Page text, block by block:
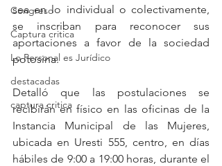
Congreso
Captura critica
Lo Personal es Jurídico
destacadas
captura critica
sea en lo individual o colectivamente,
se inscriban para reconocer sus
aportaciones a favor de la sociedad
potosina.
Detalló que las postulaciones se
recibirán en físico en las oficinas de la
Instancia Municipal de las Mujeres,
ubicada en Uresti 555, centro, en días
hábiles de 9:00 a 19:00 horas, durante el